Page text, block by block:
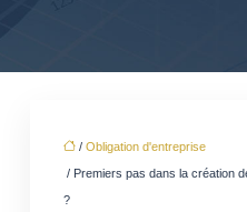
/ Obligation d'entreprise
/ Premiers pas dans la création
?